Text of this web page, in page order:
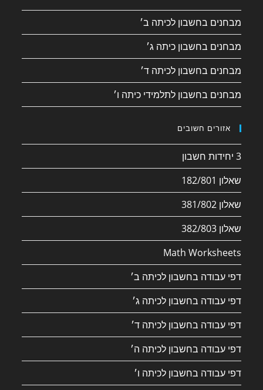
מבחנים בחשבון לכיתה ב׳
מבחנים בחשבון כיתה ג׳
מבחנים בחשבון לכיתה ד׳
מבחנים בחשבון לתלמידי כיתה ו׳
אזורים חשובים
3 יחידות חשבון
שאלון 182/801
שאלון 381/802
שאלון 382/803
Math Worksheets
דפי עבודה בחשבון לכיתה ב׳
דפי עבודה בחשבון לכיתה ג׳
דפי עבודה בחשבון לכיתה ד׳
דפי עבודה בחשבון לכיתה ה׳
דפי עבודה בחשבון לכיתה ו׳